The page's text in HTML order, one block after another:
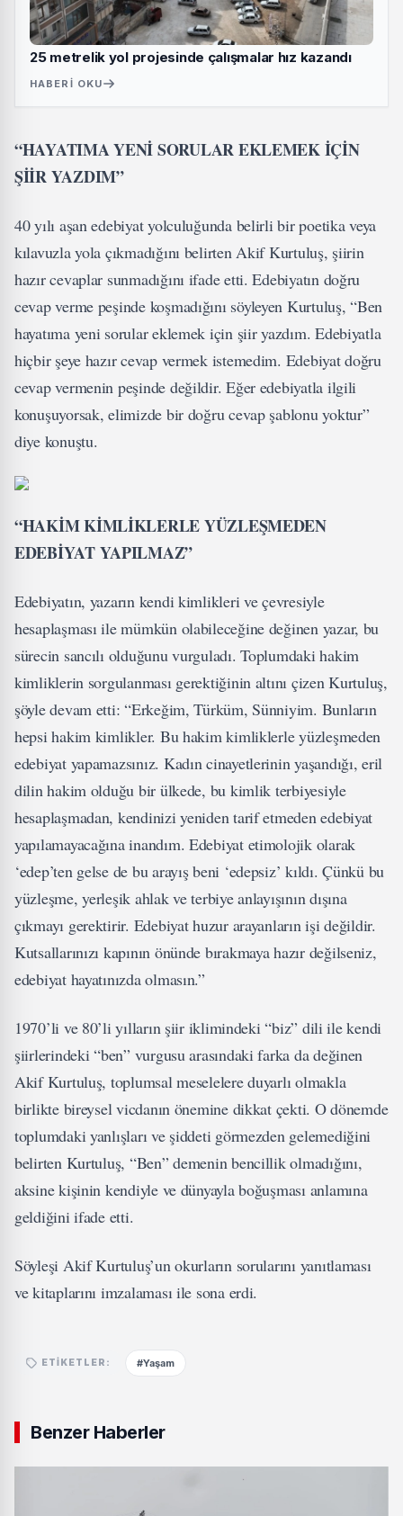
25 metrelik yol projesinde çalışmalar hız kazandı
HABERI OKU
“HAYATIMA YENİ SORULAR EKLEMEK İÇİN
ŞİİR YAZDIM”
40 yılı aşan edebiyat yolculuğunda belirli bir poetika veya
kılavuzla yola çıkmadığını belirten Akif Kurtuluş, şiirin
hazır cevaplar sunmadığını ifade etti. Edebiyatın doğru
cevap verme peşinde koşmadığını söyleyen Kurtuluş, “Ben
hayatıma yeni sorular eklemek için şiir yazdım. Edebiyatla
hiçbir şeye hazır cevap vermek istemedim. Edebiyat doğru
cevap vermenin peşinde değildir. Eğer edebiyatla ilgili
konuşuyorsak, elimizde bir doğru cevap şablonu yoktur”
diye konuştu.
“HAKİM KİMLİKLERLE YÜZLEŞMEDEN
EDEBİYAT YAPILMAZ”
Edebiyatın, yazarın kendi kimlikleri ve çevresiyle
hesaplaşması ile mümkün olabileceğine değinen yazar, bu
sürecin sancılı olduğunu vurguladı. Toplumdaki hakim
kimliklerin sorgulanması gerektiğinin altını çizen Kurtuluş,
şöyle devam etti: “Erkeğim, Türküm, Sünniyim. Bunların
hepsi hakim kimlikler. Bu hakim kimliklerle yüzleşmeden
edebiyat yapamazsınız. Kadın cinayetlerinin yaşandığı, eril
dilin hakim olduğu bir ülkede, bu kimlik terbiyesiyle
hesaplaşmadan, kendinizi yeniden tarif etmeden edebiyat
yapılamayacağına inandım. Edebiyat etimolojik olarak
‘edep’ten gelse de bu arayış beni ‘edepsiz’ kıldı. Çünkü bu
yüzleşme, yerleşik ahlak ve terbiye anlayışının dışına
çıkmayı gerektirir. Edebiyat huzur arayanların işi değildir.
Kutsallarınızı kapının önünde bırakmaya hazır değilseniz,
edebiyat hayatınızda olmasın.”
1970’li ve 80’li yılların şiir iklimindeki “biz” dili ile kendi
şiirlerindeki “ben” vurgusu arasındaki farka da değinen
Akif Kurtuluş, toplumsal meselelere duyarlı olmakla
birlikte bireysel vicdanın önemine dikkat çekti. O dönemde
toplumdaki yanlışları ve şiddeti görmezden gelemediğini
belirten Kurtuluş, “Ben” demenin bencillik olmadığını,
aksine kişinin kendiyle ve dünyayla boğuşması anlamına
geldiğini ifade etti.
Söyleşi Akif Kurtuluş’un okurların sorularını yanıtlaması
ve kitaplarını imzalaması ile sona erdi.
ETIKETLER: #Yaşam
Benzer Haberler